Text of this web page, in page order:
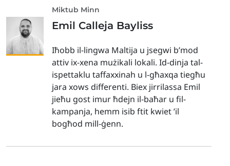
Miktub Minn
Emil Calleja Bayliss
Iħobb il-lingwa Maltija u jsegwi b’mod
attiv ix-xena mużikali lokali. Id-dinja tal-
ispettaklu taffaxxinah u l-għaxqa tiegħu
jara xows differenti. Biex jirrilassa Emil
jieħu gost imur ħdejn il-baħar u fil-
kampanja, hemm isib ftit kwiet ’il
bogħod mill-ġenn.